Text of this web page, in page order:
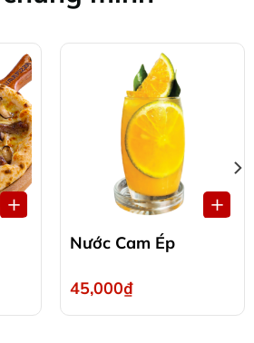
XEM NHANH XEM
Nước Cam Ép
45,000₫